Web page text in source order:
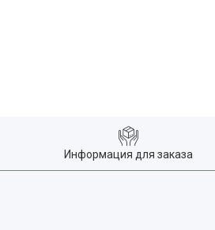
Информация для заказа